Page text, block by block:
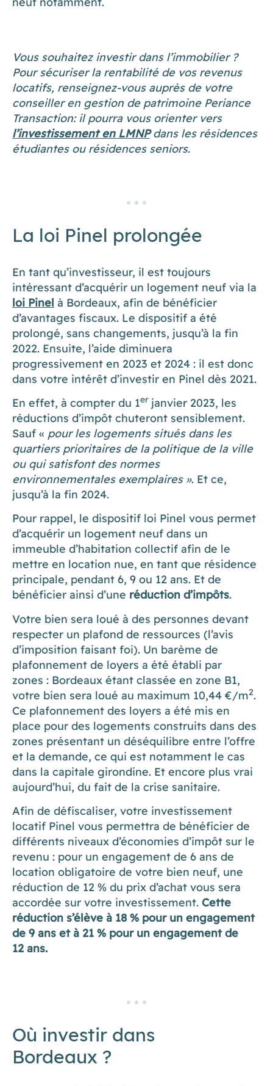
Vous souhaitez investir dans l’immobilier ?
Pour sécuriser la rentabilité de vos revenus
locatifs, renseignez-vous auprès de votre
conseiller en gestion de patrimoine Periance
Transaction: il pourra vous orienter vers
l’investissement en LMNPdans les résidences
étudiantes ou résidences seniors.
La loi Pinel prolongée
En tant qu’investisseur, il est toujours
intéressant d’acquérir un logement neuf via la
loi Pinel à Bordeaux, afin de bénéficier
d’avantages fiscaux. Le dispositif a été
prolongé, sans changements, jusqu’à la fin
2022. Ensuite, l’aide diminuera
progressivement en 2023 et 2024 : il est donc
dans votre intérêt d’investir en Pinel dès 2021.
En effet, à compter du 1er janvier 2023, les
réductions d’impôt chuteront sensiblement.
Sauf « pour les logements situés dans les
quartiers prioritaires de la politique de la ville
ou qui satisfont des normes
environnementales exemplaires ». Et ce,
jusqu’à la fin 2024.
Pour rappel, le dispositif loi Pinel vous permet
d’acquérir un logement neuf dans un
immeuble d’habitation collectif afin de le
mettre en location nue, en tant que résidence
principale, pendant 6, 9 ou 12 ans. Et de
bénéficier ainsi d’une réduction d’impôts.
Votre bien sera loué à des personnes devant
respecter un plafond de ressources (l’avis
d’imposition faisant foi). Un barème de
plafonnement de loyers a été établi par
zones : Bordeaux étant classée en zone B1,
votre bien sera loué au maximum 10,44 €/m2.
Ce plafonnement des loyers a été mis en
place pour des logements construits dans des
zones présentant un déséquilibre entre l’offre
et la demande, ce qui est notamment le cas
dans la capitale girondine. Et encore plus vrai
aujourd’hui, du fait de la crise sanitaire.
Afin de défiscaliser, votre investissement
locatif Pinel vous permettra de bénéficier de
différents niveaux d’économies d’impôt sur le
revenu : pour un engagement de 6 ans de
location obligatoire de votre bien neuf, une
réduction de 12 % du prix d’achat vous sera
accordée sur votre investissement. Cette
réduction s’élève à 18 % pour un engagement
de 9 ans et à 21 % pour un engagement de
12 ans.
Où investir dans
Bordeaux ?